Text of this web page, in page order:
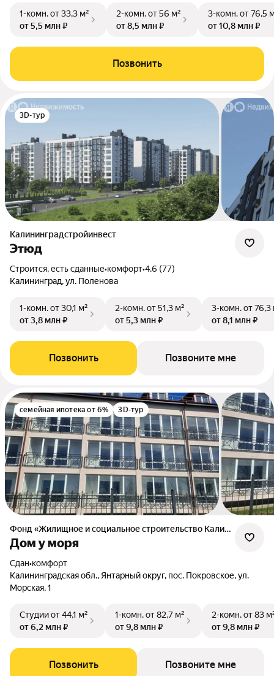
1-комн.от 33,3 м²
от 5,5 млн ₽
2-комн.от 56 м²
от 8,5 млн ₽
3-комн.от 76,5
от 10,8 млн ₽
Позвонить
3D-тур
Калининградстройинвест
Этюд
Строится, есть сданные•комфорт•4.6 (77)
Калининград, ул. Поленова
1-комн.от 30,1 м²
от 3,8 млн ₽
2-комн.от 51,3 м²
от 5,3 млн ₽
3-комн.от 76,3
от 8,1 млн ₽
Позвонить Позвоните мне
семейная ипотека от 6% 3D-тур
Фонд «Жилищное и социальное строительство Калининградской области»
Дом у моря
Сдан•комфорт
Калининградская обл., Янтарный округ, пос. Покровское, ул.
Морская, 1
Студииот 44,1 м²
от 6,2 млн ₽
1-комн.от 82,7 м²
от 9,8 млн ₽
2-комн.от 83
от 9,8 млн ₽
Позвонить Позвоните мне